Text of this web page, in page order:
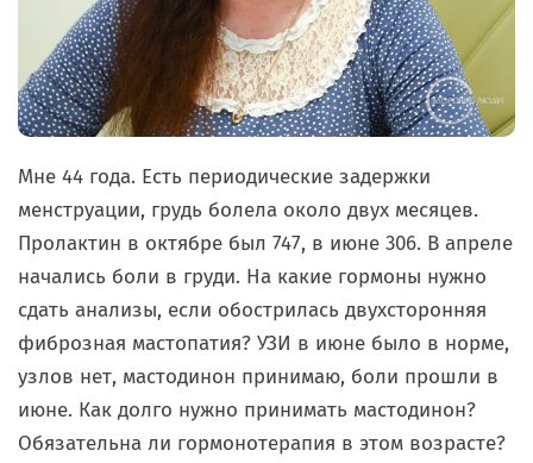
Мне 44 года. Есть периодические задержки
менструации, грудь болела около двух месяцев.
Пролактин в октябре был 747, в июне 306. В апреле
начались боли в груди. На какие гормоны нужно
сдать анализы, если обострилась двухсторонняя
фиброзная мастопатия? УЗИ в июне было в норме,
узлов нет, мастодинон принимаю, боли прошли в
июне. Как долго нужно принимать мастодинон?
Обязательна ли гормонотерапия в этом возрасте?